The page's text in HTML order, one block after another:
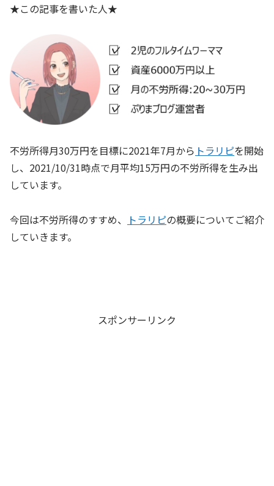
★この記事を書いた人★
不労所得月30万円を目標に2021年7月から トラリピを開始
し、2021/10/31時点で月平均15万円の不労所得を生み出
しています。
今回は不労所得のすすめ、 トラリピの概要についてご紹介
していきます。
スポンサーリンク